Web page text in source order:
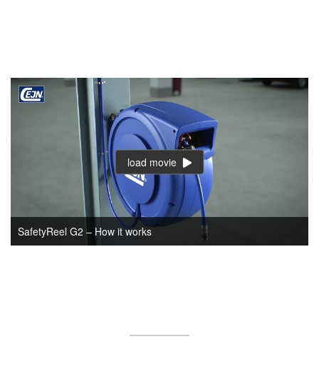
load movie
SafetyReel G2 – How it works